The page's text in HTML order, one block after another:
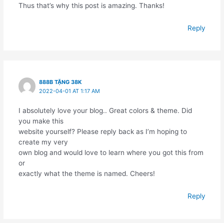
Thus that’s why this post is amazing. Thanks!
Reply
888B TẶNG 38K
2022-04-01 AT 1:17 AM
I absolutely love your blog.. Great colors & theme. Did
you make this
website yourself? Please reply back as I’m hoping to
create my very
own blog and would love to learn where you got this from
or
exactly what the theme is named. Cheers!
Reply